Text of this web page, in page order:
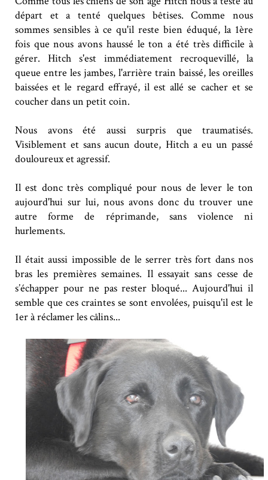
départ et a tenté quelques bêtises. Comme nous
sommes sensibles à ce qu'il reste bien éduqué, la 1ère
fois que nous avons haussé le ton a été très difficile à
gérer. Hitch s'est immédiatement recroquevillé, la
queue entre les jambes, l'arrière train baissé, les oreilles
baissées et le regard effrayé, il est allé se cacher et se
coucher dans un petit coin.
Nous avons été aussi surpris que traumatisés.
Visiblement et sans aucun doute, Hitch a eu un passé
douloureux et agressif.
Il est donc très compliqué pour nous de lever le ton
aujourd'hui sur lui, nous avons donc du trouver une
autre forme de réprimande, sans violence ni
hurlements.
Il était aussi impossible de le serrer très fort dans nos
bras les premières semaines. Il essayait sans cesse de
s’échapper pour ne pas rester bloqué... Aujourd'hui il
semble que ces craintes se sont envolées, puisqu'il est le
1er à réclamer les câlins...